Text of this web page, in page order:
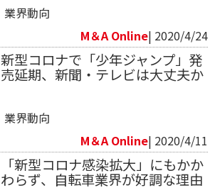
業界動向
M＆A Online| 2020/4/24
新型コロナで「少年ジャンプ」発
売延期、新聞・テレビは大丈夫か
業界動向
M＆A Online| 2020/4/11
「新型コロナ感染拡大」にもかか
わらず、自転車業界が好調な理由